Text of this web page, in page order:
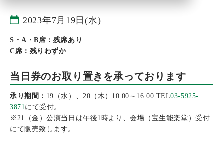
2023年7月19日(水)
S・A・B席：残席あり
C席：残りわずか
当日券のお取り置きを承っております
承り期間： 19（水）、20（木）10:00～16:00 TEL03-5925-
3871にて受付。
※21（金）公演当日は午後1時より、会場（宝生能楽堂）受付
にて販売致します。